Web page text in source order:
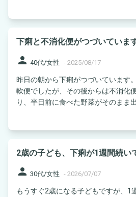
下痢と不消化便がつづいていま
person 40代/女性 - 2025/08/17
昨日の朝から下痢がつづいています
軟便でしたが、その後からは不消化
り、半日前に食べた野菜がそのまま出
2歳の子ども、下痢が1週間続い
person 30代/女性 - 2026/07/07
もうすぐ2歳になる子どもですが、1